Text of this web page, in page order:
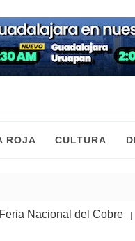
ROJA CULTURA
del Cobre| 08 Ago